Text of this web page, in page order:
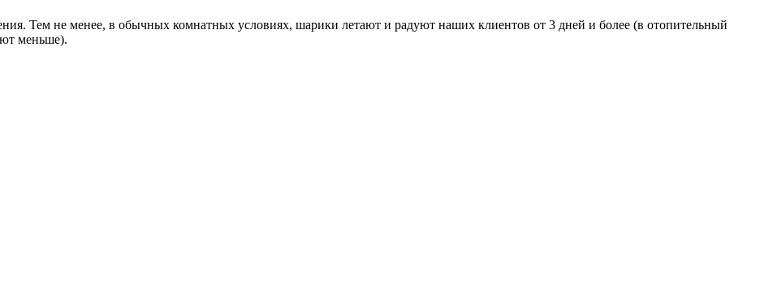
Тем не менее, в обычных комнатных условиях, шарики летают и радуют наших клиентов от 3 дней и более (в отопительный
меньше).